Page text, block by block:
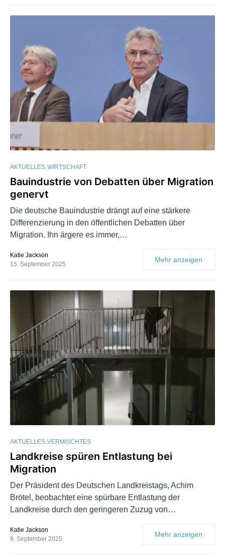
AKTUELLES WIRTSCHAFT
Bauindustrie von Debatten über Migration
genervt
Die deutsche Bauindustrie drängt auf eine stärkere
Differenzierung in den öffentlichen Debatten über
Migration. Ihn ärgere es immer,…
Katie Jackson
15. September 2025
Mehr anzeigen
AKTUELLES VERMISCHTES
Landkreise spüren Entlastung bei
Migration
Der Präsident des Deutschen Landkreistags, Achim
Brötel, beobachtet eine spürbare Entlastung der
Landkreise durch den geringeren Zuzug von…
Katie Jackson
9. September 2025
Mehr anzeigen